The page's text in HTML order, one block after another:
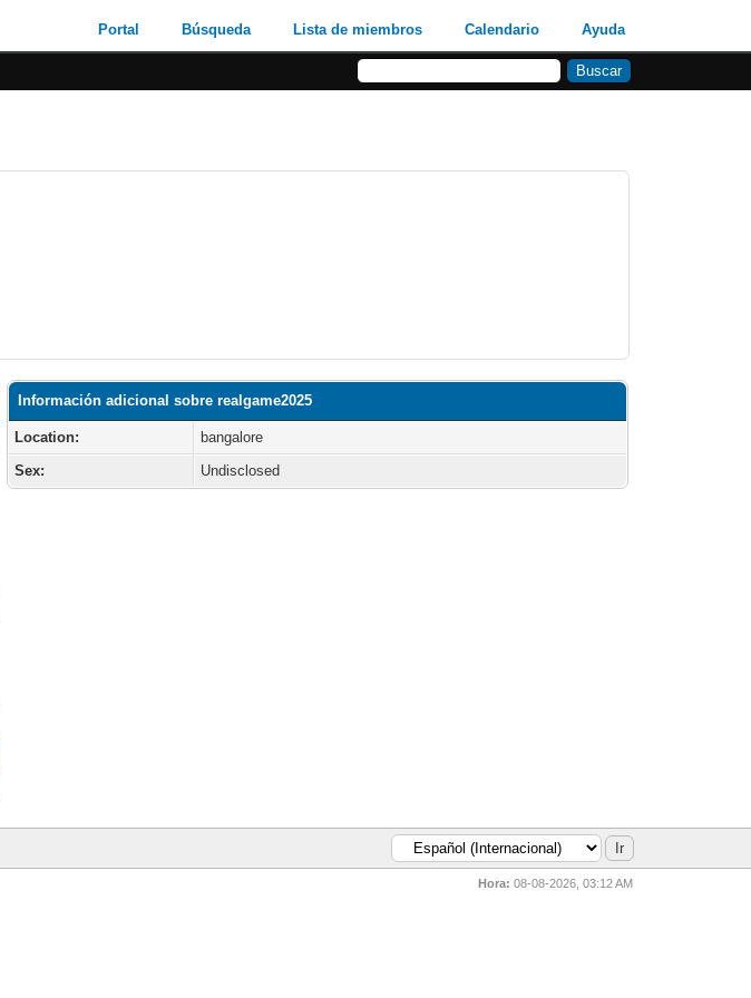
Portal Búsqueda Lista de miembros Calendario Ayuda
Información adicional sobre realgame2025
Location:
bangalore
Sex:
Undisclosed
Hora: 08-08-2026, 03:12 AM